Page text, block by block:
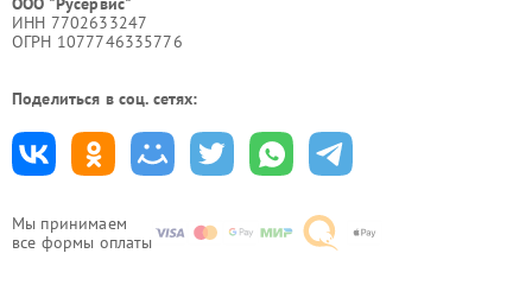
Мы принимаем
все формы оплаты
ИНН 7702633247
ОГРН 1077746335776
Поделиться в соц. сетях: